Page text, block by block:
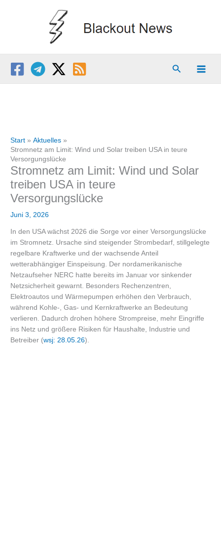
Suchen
Start
Aktuelles
Stromnetz am Limit: Wind und Solar treiben USA in teure
Versorgungslücke
Stromnetz am Limit: Wind und Solar
treiben USA in teure
Versorgungslücke
Juni 3, 2026
In den USA wächst 2026 die Sorge vor einer Versorgungslücke
im Stromnetz. Ursache sind steigender Strombedarf, stillgelegte
regelbare Kraftwerke und der wachsende Anteil
wetterabhängiger Einspeisung. Der nordamerikanische
Netzaufseher NERC hatte bereits im Januar vor sinkender
Netzsicherheit gewarnt. Besonders Rechenzentren,
Elektroautos und Wärmepumpen erhöhen den Verbrauch,
während Kohle-, Gas- und Kernkraftwerke an Bedeutung
verlieren. Dadurch drohen höhere Strompreise, mehr Eingriffe
ins Netz und größere Risiken für Haushalte, Industrie und
Betreiber (wsj: 28.05.26).